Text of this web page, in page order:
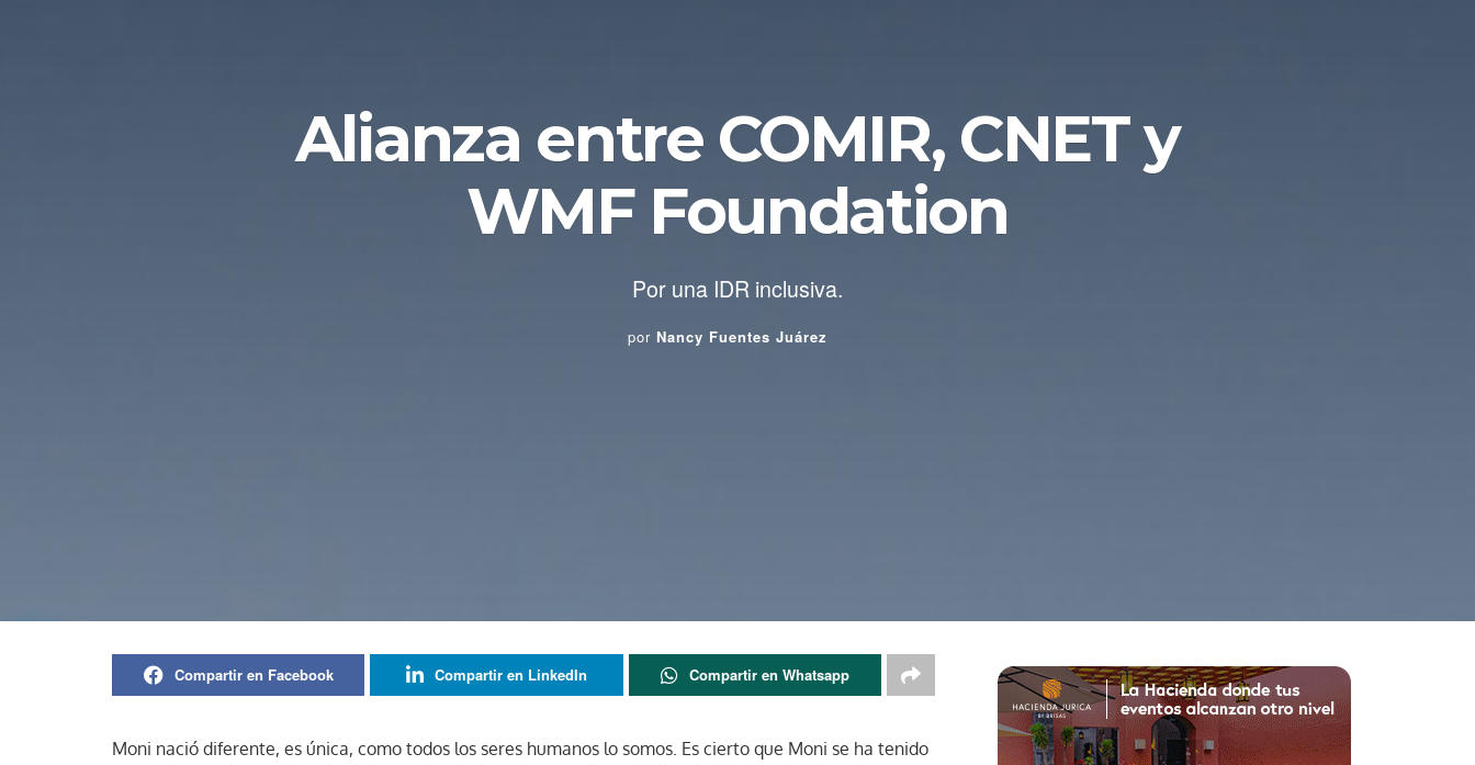
Alianza entre COMIR, CNET y
WMF Foundation
Por una IDR inclusiva.
por Nancy Fuentes Juárez
Compartir en Facebook Compartir en LinkedIn Compartir en Whatsapp
Moni nació diferente, es única, como todos los seres humanos lo somos. Es cierto que Moni se ha tenido